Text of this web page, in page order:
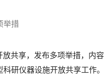
举措
共享，发布多项举措，内容
研仪器设施开放共享工作。